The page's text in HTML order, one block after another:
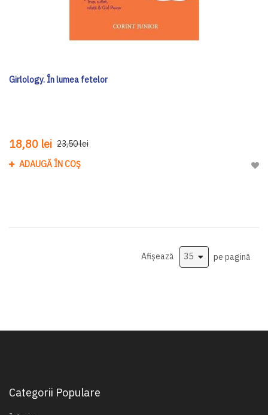
Girlology. În lumea fetelor
18,80 lei 23,50 lei
ADAUGĂ ÎN COȘ
Afișează pe pagină
Categorii Populare